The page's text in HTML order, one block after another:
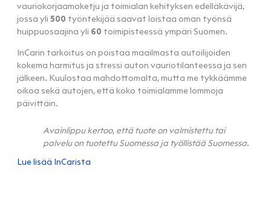
vauriokorjaamoketju ja toimialan kehityksen edelläkävijä,
jossa yli 500 työntekijää saavat loistaa oman työnsä
huippuosaajina yli 60 toimipisteessä ympäri Suomen.
InCarin tarkoitus on poistaa maailmasta autoilijoiden
kokema harmitus ja stressi auton vauriotilanteessa ja sen
jälkeen. Kuulostaa mahdottomalta, mutta me tykkäämme
oikoa sekä autojen, että koko toimialamme lommoja
päivittäin.
Avainlippu kertoo, että tuote on valmistettu tai
palvelu on tuotettu Suomessa ja työllistää Suomessa.
Lue lisää InCarista